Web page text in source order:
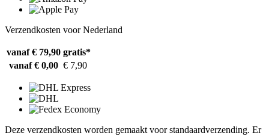
Verzendkosten voor Nederland
vanaf € 79,90 gratis*
vanaf € 0,00 € 7,90
Deze verzendkosten worden gemaakt voor standaardverzending. Er